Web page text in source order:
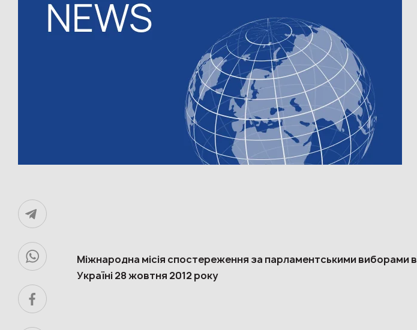
Міжнародна місія спостереження за парламентськими виборами в
Україні 28 жовтня 2012 року